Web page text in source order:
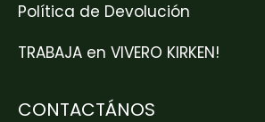
Política de Devolución
TRABAJA en VIVERO KIRKEN!
CONTACTÁNOS